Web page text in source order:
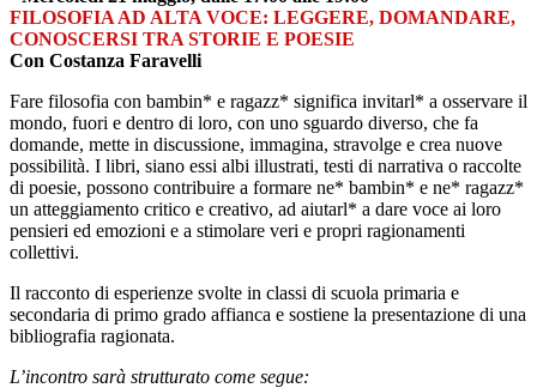
FILOSOFIA AD ALTA VOCE: LEGGERE, DOMANDARE,
CONOSCERSI TRA STORIE E POESIE
Con Costanza Faravelli
Fare filosofia con bambin* e ragazz* significa invitarl* a osservare il
mondo, fuori e dentro di loro, con uno sguardo diverso, che fa
domande, mette in discussione, immagina, stravolge e crea nuove
possibilità. I libri, siano essi albi illustrati, testi di narrativa o raccolte
di poesie, possono contribuire a formare ne* bambin* e ne* ragazz*
un atteggiamento critico e creativo, ad aiutarl* a dare voce ai loro
pensieri ed emozioni e a stimolare veri e propri ragionamenti
collettivi.
Il racconto di esperienze svolte in classi di scuola primaria e
secondaria di primo grado affianca e sostiene la presentazione di una
bibliografia ragionata.
L’incontro sarà strutturato come segue: